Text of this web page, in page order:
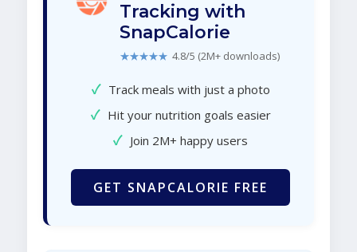
Tracking with
SnapCalorie
★★★★★ 4.8/5 (2M+ downloads)
✓ Track meals with just a photo
✓ Hit your nutrition goals easier
✓ Join 2M+ happy users
GET SNAPCALORIE FREE